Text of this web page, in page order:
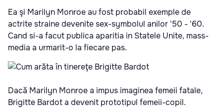
Ea şi Marilyn Monroe au fost probabil exemple de
actrite straine devenite sex-symbolul anilor '50 - '60.
Cand si-a facut publica aparitia in Statele Unite, mass-
media a urmarit-o la fiecare pas.
Dacă Marilyn Monroe a impus imaginea femeii fatale,
Brigitte Bardot a devenit prototipul femeii-copil.